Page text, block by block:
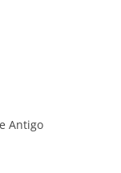
Antigo